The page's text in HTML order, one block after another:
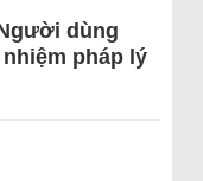
dùng
pháp lý